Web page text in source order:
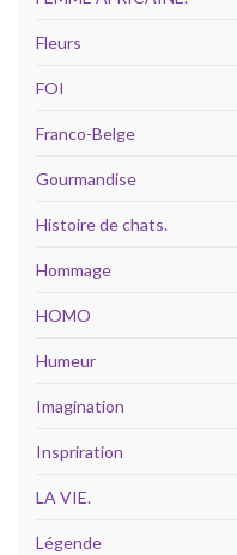
Fleurs
FOI
Franco-Belge
Gourmandise
Histoire de chats.
Hommage
HOMO
Humeur
Imagination
Inspriration
LA VIE.
Légende